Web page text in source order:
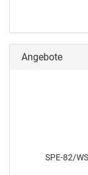
Angebote
SPE-82/